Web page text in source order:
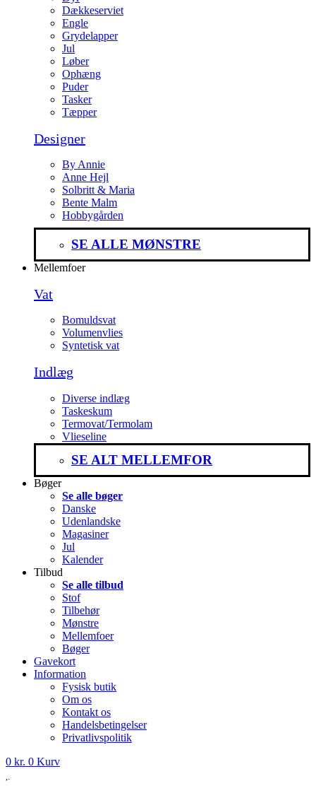
Dækkeserviet
Engle
Grydelapper
Jul
Løber
Ophæng
Puder
Tasker
Tæpper
Designer
By Annie
Anne Hejl
Solbritt & Maria
Bente Malm
Hobbygården
SE ALLE MØNSTRE
Mellemfoer
Vat
Bomuldsvat
Volumenvlies
Syntetisk vat
Indlæg
Diverse indlæg
Taskeskum
Termovat/Termolam
Vlieseline
SE ALT MELLEMFOR
Bøger
Se alle bøger
Danske
Udenlandske
Magasiner
Jul
Kalender
Tilbud
Se alle tilbud
Stof
Tilbehør
Mønstre
Mellemfoer
Bøger
Gavekort
Information
Fysisk butik
Om os
Kontakt os
Handelsbetingelser
Privatlivspolitik
0 kr. 0 Kurv